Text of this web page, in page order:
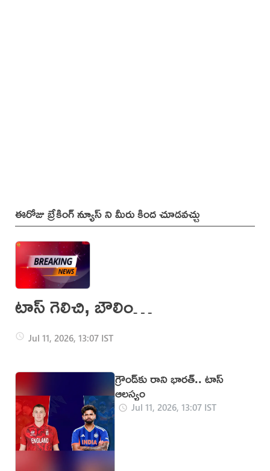
ఈరోజు బ్రేకింగ్ న్యూస్ ని మీరు కింద చూడవచ్చు
టాస్ గెలిచి, బౌలింగ్
ఎంచుకున్న భారత్
Jul 11, 2026, 13:07 IST
గ్రౌండ్‌కు రాని భారత్.. టాస్
ఆలస్యం
Jul 11, 2026, 13:07 IST